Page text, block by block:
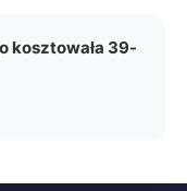
kosztowała 39-